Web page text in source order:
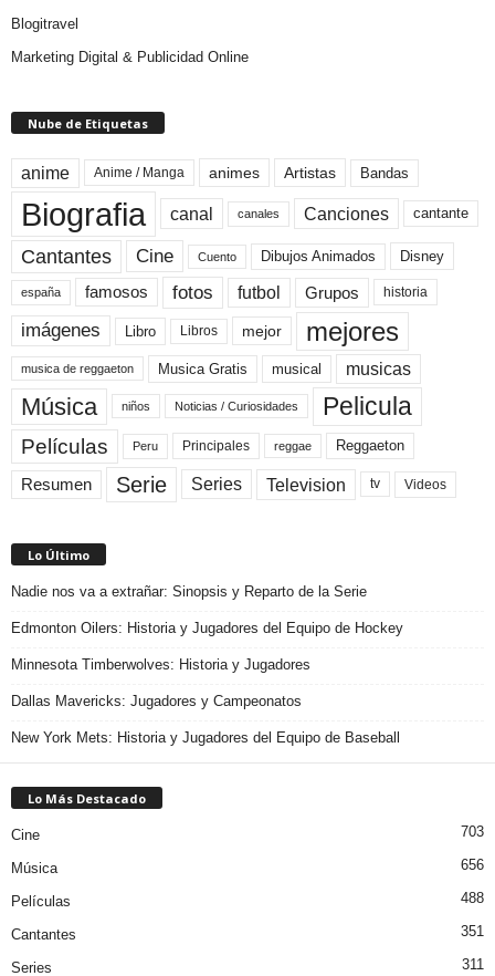
Blogitravel
Marketing Digital & Publicidad Online
Nube de Etiquetas
anime Anime / Manga animes Artistas Bandas
Biografia canal canales Canciones cantante
Cantantes Cine Cuento Dibujos Animados Disney
españa famosos fotos futbol Grupos historia
imágenes Libro Libros mejor mejores
musica de reggaeton Musica Gratis musical musicas
Música niños Noticias / Curiosidades Pelicula
Películas Peru Principales reggae Reggaeton
Resumen Serie Series Television tv Videos
Lo Último
Nadie nos va a extrañar: Sinopsis y Reparto de la Serie
Edmonton Oilers: Historia y Jugadores del Equipo de Hockey
Minnesota Timberwolves: Historia y Jugadores
Dallas Mavericks: Jugadores y Campeonatos
New York Mets: Historia y Jugadores del Equipo de Baseball
Lo Más Destacado
Cine 703
Música 656
Películas 488
Cantantes 351
Series 311